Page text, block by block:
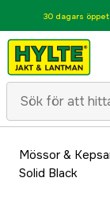
30 dagars
Mössor &
Solid Black